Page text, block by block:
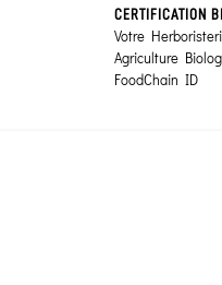
CERTIFICATION
Votre
Agriculture
FoodChain ID